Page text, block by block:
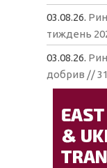
03.08.26.
тиждень
03.08.26.
добрив //